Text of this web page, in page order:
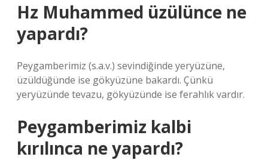
Hz Muhammed üzülünce ne
yapardı?
Peygamberimiz (s.a.v.) sevindiğinde yeryüzüne,
üzüldüğünde ise gökyüzüne bakardı. Çünkü
yeryüzünde tevazu, gökyüzünde ise ferahlık vardır.
Peygamberimiz kalbi
kırılınca ne yapardı?